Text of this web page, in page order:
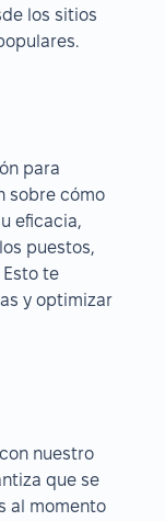
los sitios
para
sobre cómo
eficacia,
puestos,
te
y optimizar
nuestro
que se
al momento